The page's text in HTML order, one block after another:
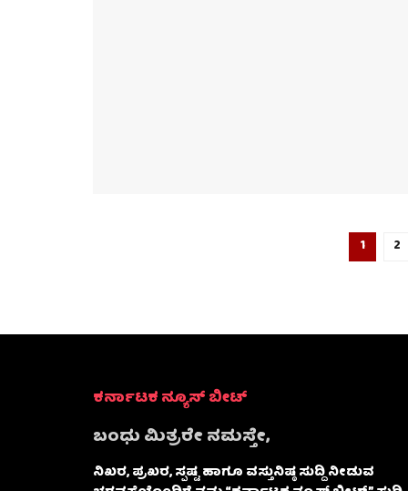
1 2
ಕರ್ನಾಟಕ ನ್ಯೂಸ್ ಬೀಟ್
ಬಂಧು ಮಿತ್ರರೇ ನಮಸ್ತೇ,
ನಿಖರ, ಪ್ರಖರ, ಸ್ಪಷ್ಟ ಹಾಗೂ ವಸ್ತುನಿಷ್ಠ ಸುದ್ದಿ ನೀಡುವ